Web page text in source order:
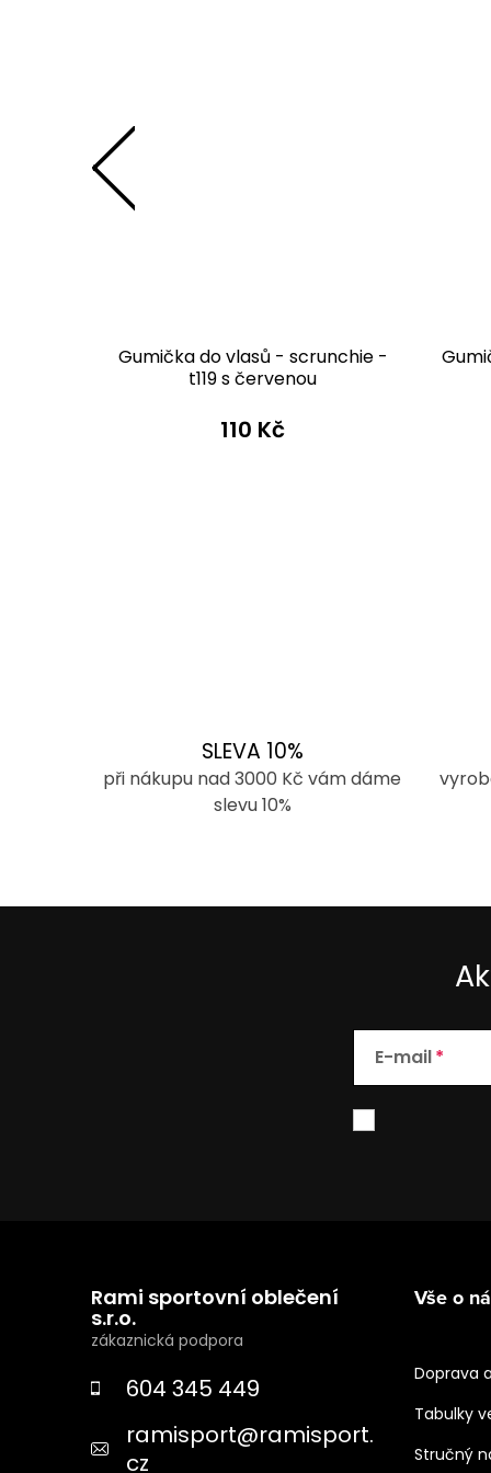
Gumička do vlasů - scrunchie -
t119 s červenou
110 Kč
SLEVA 10%
při nákupu nad 3000 Kč vám dáme
slevu 10%
E-mail
Rami sportovní oblečení
s.r.o.
604 345 449
ramisport@ramisport.
cz
Vše o
Doprava
Tabulky
Stručný